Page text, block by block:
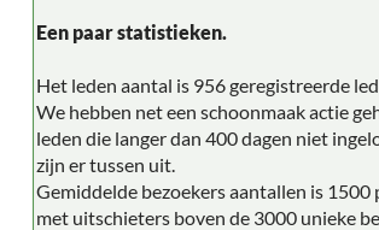
Een paar statistieken.
Het leden aantal is 956 geregistreerde
We hebben net een schoonmaak actie
leden die langer dan 400 dagen niet
zijn er tussen uit.
Gemiddelde bezoekers aantallen is 1500
met uitschieters boven de 3000 unieke